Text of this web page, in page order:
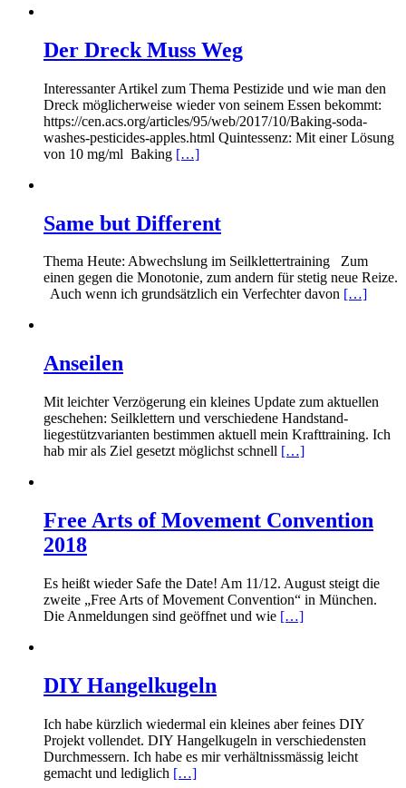
Der Dreck Muss Weg
Interessanter Artikel zum Thema Pestizide und wie man den
Dreck möglicherweise wieder von seinem Essen bekommt:
https://cen.acs.org/articles/95/web/2017/10/Baking-soda-
washes-pesticides-apples.html Quintessenz: Mit einer Lösung
von 10 mg/ml Baking […]
Same but Different
Thema Heute: Abwechslung im Seilklettertraining Zum
einen gegen die Monotonie, zum andern für stetig neue Reize.
Auch wenn ich grundsätzlich ein Verfechter davon […]
Anseilen
Mit leichter Verzögerung ein kleines Update zum aktuellen
geschehen: Seilklettern und verschiedene Handstand-
liegestützvarianten bestimmen aktuell mein Krafttraining. Ich
hab mir als Ziel gesetzt möglichst schnell […]
Free Arts of Movement Convention
2018
Es heißt wieder Safe the Date! Am 11/12. August steigt die
zweite „Free Arts of Movement Convention“ in München.
Die Anmeldungen sind geöffnet und wie […]
DIY Hangelkugeln
Ich habe kürzlich wiedermal ein kleines aber feines DIY
Projekt vollendet. DIY Hangelkugeln in verschiedensten
Durchmessern. Ich habe es mir verhältnissmässig leicht
gemacht und lediglich […]